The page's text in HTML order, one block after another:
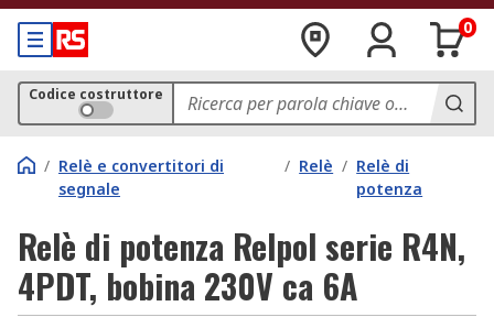
0
Codice costruttore
/ Relè e convertitori di
segnale
/ Relè / Relè di
potenza
Relè di potenza Relpol serie R4N,
4PDT, bobina 230V ca 6A